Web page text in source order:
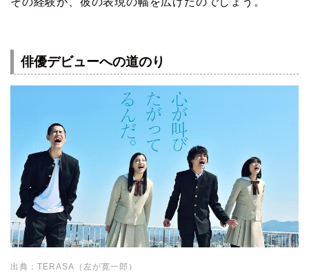
俳優デビューへの道のり
出典：TERASA（左が寛一郎）